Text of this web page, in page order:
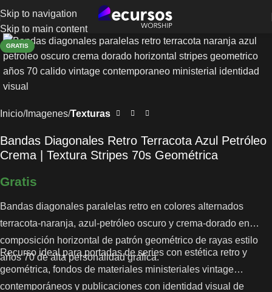
Skip to navigation
Skip to main content
GRATIS
Inicio Imagenes Texturas
Bandas Diagonales Retro Terracota Azul Petróleo
Crema | Textura Stripes 70s Geométrica
Gratis
Bandas diagonales paralelas retro en colores alternados
terracota-naranja, azul-petróleo oscuro y crema-dorado en
composición horizontal de patrón geométrico de rayas estilo
años 70 de alta personalidad gráfica.
Recurso ideal para portadas de series con estética retro y
geométrica, fondos de materiales ministeriales vintage
contemporáneos y publicaciones con identidad visual de